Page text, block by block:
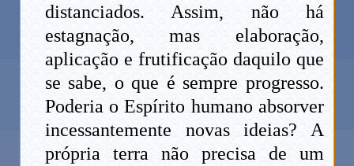
distanciados. Assim, não há
estagnação, mas elaboração,
aplicação e frutificação daquilo que
se sabe, o que é sempre progresso.
Poderia o Espírito humano absorver
incessantemente novas ideias? A
própria terra não precisa de um